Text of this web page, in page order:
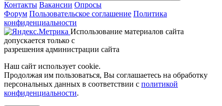
Контакты Вакансии Опросы
Форум Пользовательское соглашение Политика
конфиденциальности
Использование материалов сайта
допускается только с
разрешения администрации сайта
Наш сайт использует cookie.
Продолжая им пользоваться, Вы соглашаетесь на обработку
персональных данных в соответствии с политикой
конфиденциальности.